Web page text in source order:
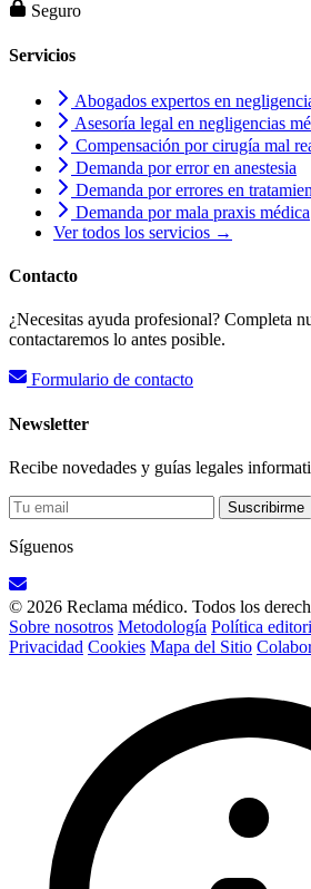
Seguro
Servicios
Abogados expertos en
Asesoría legal en negligencias
Compensación por cirugía mal
Demanda por error en anestesia
Demanda por errores en
Demanda por mala praxis médica
Ver todos los servicios →
Contacto
¿Necesitas ayuda profesional? Completa
contactaremos lo antes posible.
Formulario de contacto
Newsletter
Recibe novedades y guías legales
Suscribirme
Síguenos
© 2026 Reclama médico. Todos los
Sobre nosotros Metodología Política
Privacidad Cookies Mapa del Sitio